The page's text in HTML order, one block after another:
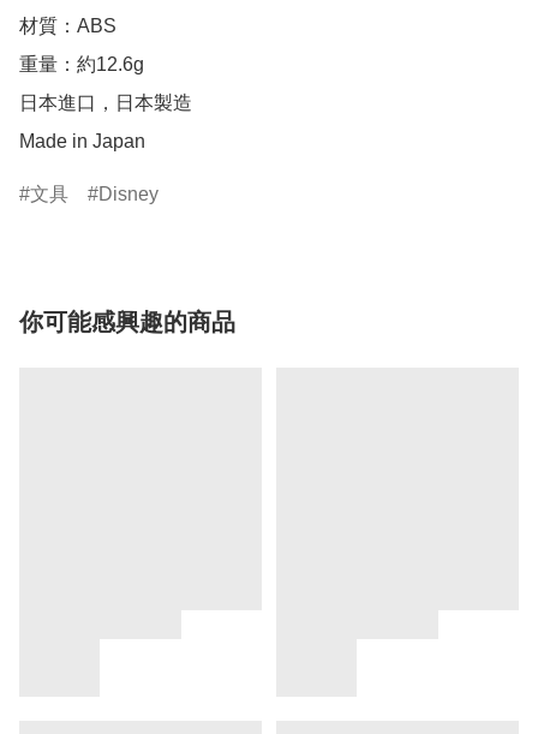
材質：ABS
重量：約12.6g
日本進口，日本製造
Made in Japan
文具 Disney
你可能感興趣的商品